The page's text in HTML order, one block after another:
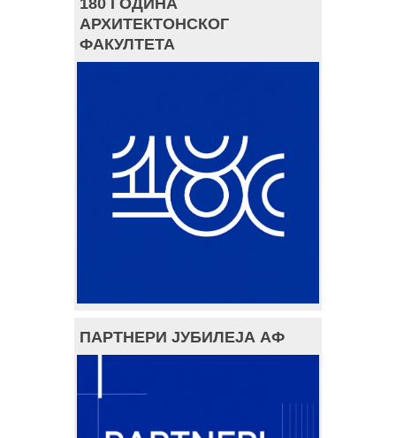
АРХИТЕКТОНСКОГ
ФАКУЛТЕТА
ПАРТНЕРИ ЈУБИЛЕЈА АФ